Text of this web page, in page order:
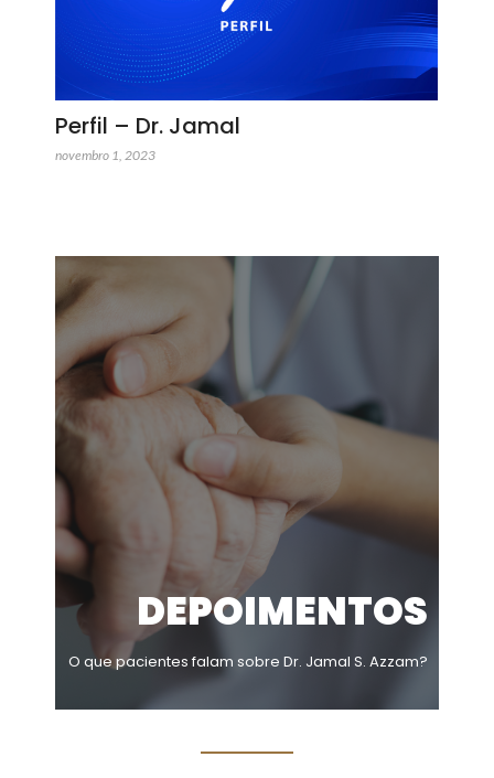
Perfil – Dr. Jamal
novembro 1, 2023
DEPOIMENTOS
O que pacientes falam sobre Dr. Jamal S. Azzam?